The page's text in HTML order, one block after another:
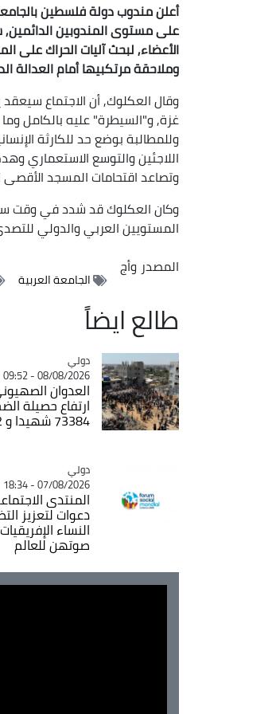
أعلن مندوب دولة فلسطين
على مستوى المندوبين الدائمين,
الأعضاء, لبحث آليات الحراك على
وملاحقة مرتكبيها أمام العدالة
وقال العكلوك, أن الاجتماع
غزة, و"السيطرة" عليه بالكامل
وللمطالبة بوضع حد للكارثة
اللاجئين والتوسع الاستعماري
وتصاعد اقتحامات المسجد الأقصى
وكان العكلوك قد شدد في وقت
المستويين العربي والدولي
المصدر وأج
الجامعة العربية
طالع ايضاً
Catégorie
دولي
08/08/2026 - 09:52
العدوان
ارتفاع حصيلة
73384 شهيدا و 174242 مصابا
Catégorie
دولي
07/08/2026 - 18:34
المنتدى
دعوات لتعزيز
النساء
صوتهن للعالم